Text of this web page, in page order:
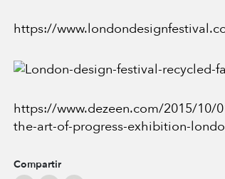
https://
https://www.dezeen.com/2015/10/
the-art-of-progress-exhibition-
Compartir